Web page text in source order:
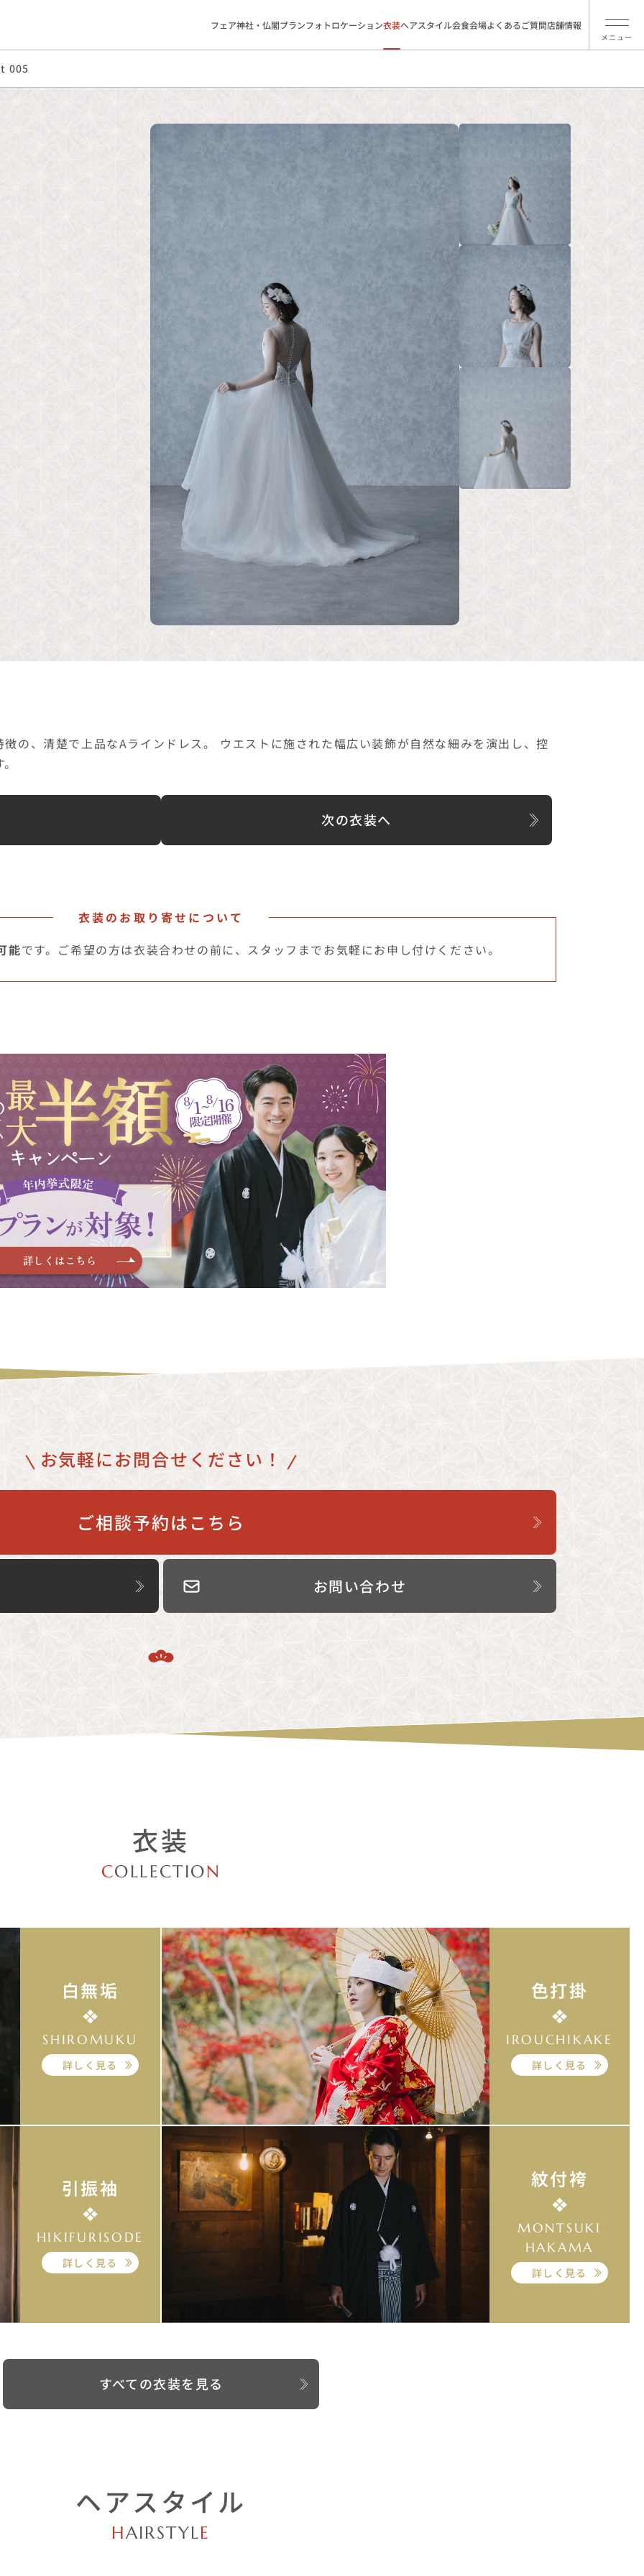
フェア神社・仏閣プランフォトロケーション衣装ヘアスタイル会食会場よくあるご質問店舗情報
005
の、清楚で上品なAラインドレス。 ウエストに施された幅広い装飾が自然な細みを演出し、控
次の衣装へ
衣装のお取り寄せについて
能です。ご希望の方は衣装合わせの前に、スタッフまでお気軽にお申し付けください。
お気軽にお問合せください！
ご相談予約はこちら
お問い合わせ
衣装
COLLECTION
白無垢
SHIROMUKU
詳しく見る
色打掛
IROUCHIKAKE
詳しく見る
引振袖
HIKIFURISODE
詳しく見る
紋付袴
MONTSUKI
HAKAMA
詳しく見る
すべての衣装を見る
ヘアスタイル
HAIRSTYLE